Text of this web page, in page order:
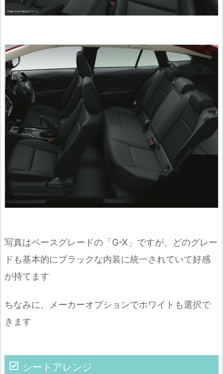
写真はベースグレードの「G-X」ですが、どのグレー
ドも基本的にブラックな内装に統一されていて好感
が持てます
ちなみに、メーカーオプションでホワイトも選択で
きます
シートアレンジ